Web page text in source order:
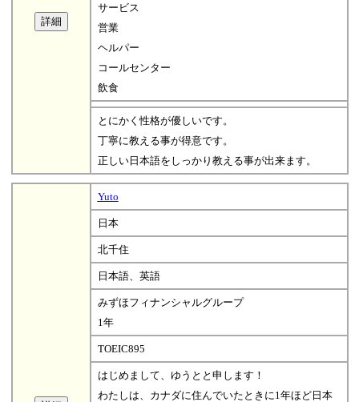
サービス
営業
ヘルパー
コールセンター
飲食
とにかく性格が優しいです。
丁寧に教える事が得意です。
正しい日本語をしっかり教える事が出来ます。
Yuto
日本
北千住
日本語、英語
みずほフィナンシャルグループ
1年
TOEIC895
はじめまして、ゆうとと申します！
わたしは、カナダに住んでいたときに1年ほど日本